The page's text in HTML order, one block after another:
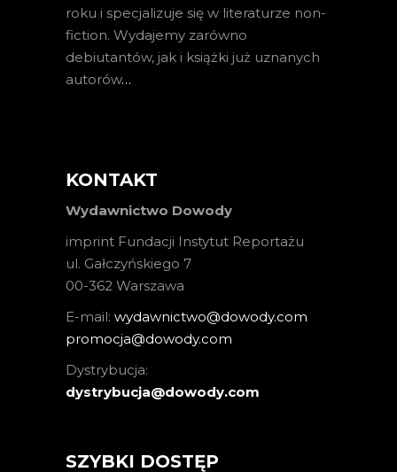
roku i specjalizuje się w literaturze non-
fiction. Wydajemy zarówno
debiutantów, jak i książki już uznanych
autorów…
KONTAKT
Wydawnictwo Dowody
imprint Fundacji Instytut Reportażu
ul. Gałczyńskiego 7
00-362 Warszawa
E-mail: wydawnictwo@dowody.com
promocja@dowody.com
Dystrybucja:
dystrybucja@dowody.com
SZYBKI DOSTĘP